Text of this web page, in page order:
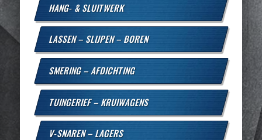
HANG- & SLUITWERK
LASSEN – SLIJPEN – BOREN
SMERING – AFDICHTING
TUINGERIEF – KRUIWAGENS
V-SNAREN – LAGERS